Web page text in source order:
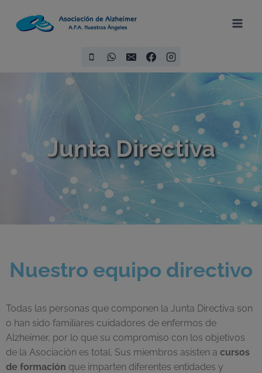
Junta Directiva
Nuestro equipo directivo
Todas las personas que componen la Junta Directiva son
o han sido familiares cuidadores de enfermos de
Alzheimer, por lo que su compromiso con los objetivos
de la Asociación es total. Sus miembros asisten a cursos
de formación que imparten diferentes entidades y